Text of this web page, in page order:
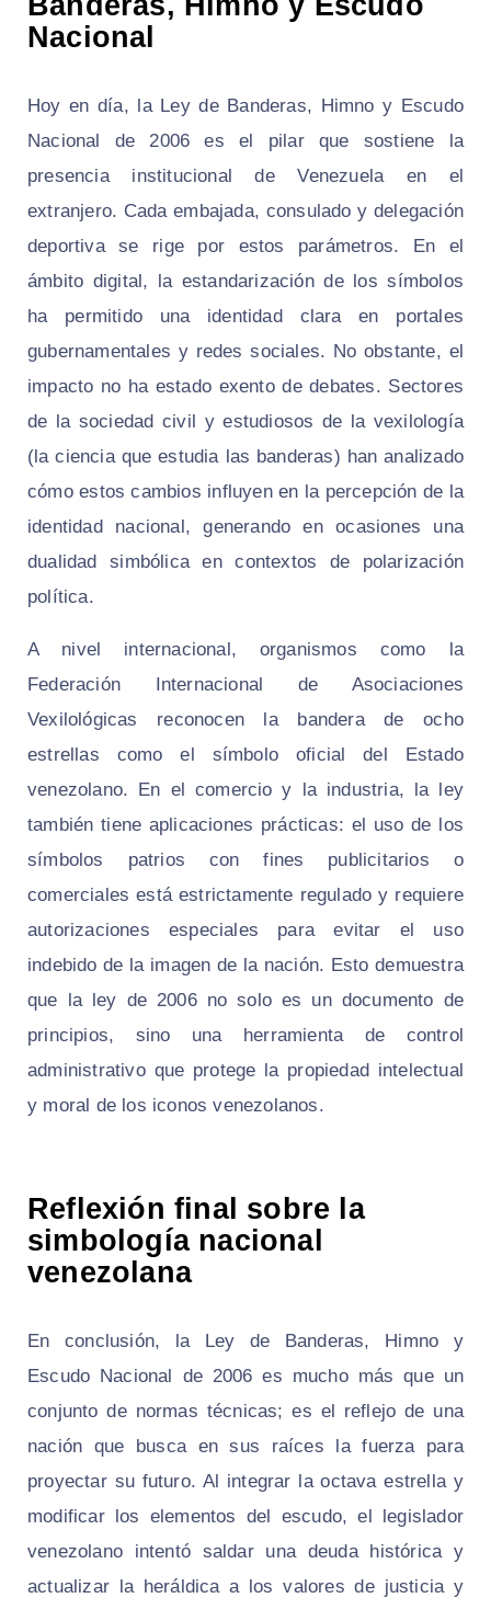
Nacional
Hoy en día, la Ley de Banderas, Himno y Escudo
Nacional de 2006 es el pilar que sostiene la
presencia institucional de Venezuela en el
extranjero. Cada embajada, consulado y delegación
deportiva se rige por estos parámetros. En el
ámbito digital, la estandarización de los símbolos
ha permitido una identidad clara en portales
gubernamentales y redes sociales. No obstante, el
impacto no ha estado exento de debates. Sectores
de la sociedad civil y estudiosos de la vexilología
(la ciencia que estudia las banderas) han analizado
cómo estos cambios influyen en la percepción de la
identidad nacional, generando en ocasiones una
dualidad simbólica en contextos de polarización
política.
A nivel internacional, organismos como la
Federación Internacional de Asociaciones
Vexilológicas reconocen la bandera de ocho
estrellas como el símbolo oficial del Estado
venezolano. En el comercio y la industria, la ley
también tiene aplicaciones prácticas: el uso de los
símbolos patrios con fines publicitarios o
comerciales está estrictamente regulado y requiere
autorizaciones especiales para evitar el uso
indebido de la imagen de la nación. Esto demuestra
que la ley de 2006 no solo es un documento de
principios, sino una herramienta de control
administrativo que protege la propiedad intelectual
y moral de los iconos venezolanos.
Reflexión final sobre la
simbología nacional
venezolana
En conclusión, la Ley de Banderas, Himno y
Escudo Nacional de 2006 es mucho más que un
conjunto de normas técnicas; es el reflejo de una
nación que busca en sus raíces la fuerza para
proyectar su futuro. Al integrar la octava estrella y
modificar los elementos del escudo, el legislador
venezolano intentó saldar una deuda histórica y
actualizar la heráldica a los valores de justicia y